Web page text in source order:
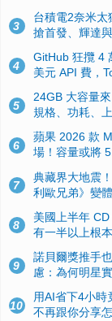
3
台積電2奈米
搶首發、輝達
4
GitHub 狂攬 4
美元 API 費，
5
24GB 大容量
規格、功耗、
6
蘋果 2026 款
場！容量或將
7
典藏界大地震
利歐兄弟》變
8
美國上半年
有一半以上根
9
諾貝爾獎推手
慮：為何明星
10
用AI省下4小時
不再跟你分享